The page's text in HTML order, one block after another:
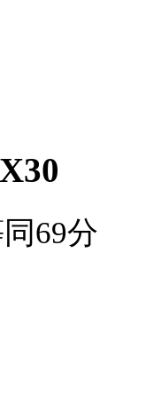
69分